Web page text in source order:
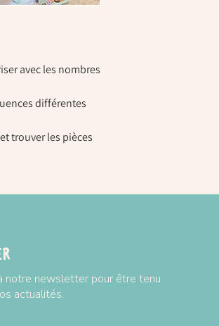
avec les nombres
différentes
trouver les pièces
notre newsletter pour être tenu
actualités.